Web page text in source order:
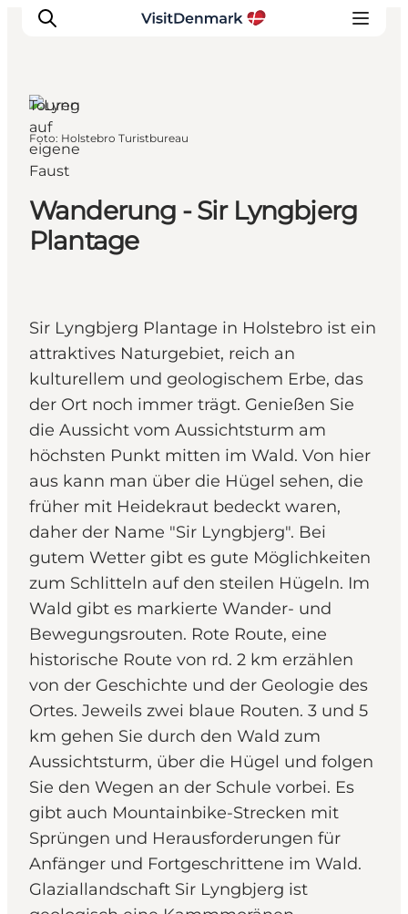
Inspiration
Regionen
Erlebnisse
Unterkünfte
Reiseplanung
Wanderung - Sir Lyngbjerg
Plantage
Sir Lyngbjerg Plantage in Holstebro ist ein
attraktives Naturgebiet, reich an
kulturellem und geologischem Erbe, das
der Ort noch immer trägt. Genießen Sie
die Aussicht vom Aussichtsturm am
höchsten Punkt mitten im Wald. Von hier
aus kann man über die Hügel sehen, die
früher mit Heidekraut bedeckt waren,
daher der Name "Sir Lyngbjerg". Bei
gutem Wetter gibt es gute Möglichkeiten
zum Schlitteln auf den steilen Hügeln. Im
Wald gibt es markierte Wander- und
Bewegungsrouten. Rote Route, eine
historische Route von rd. 2 km erzählen
von der Geschichte und der Geologie des
Ortes. Jeweils zwei blaue Routen. 3 und 5
km gehen Sie durch den Wald zum
Aussichtsturm, über die Hügel und folgen
Sie den Wegen an der Schule vorbei. Es
gibt auch Mountainbike-Strecken mit
Sprüngen und Herausforderungen für
Anfänger und Fortgeschrittene im Wald.
Glaziallandschaft Sir Lyngbjerg ist
Touren
auf
eigene
Faust
Foto: Holstebro Turistbureau